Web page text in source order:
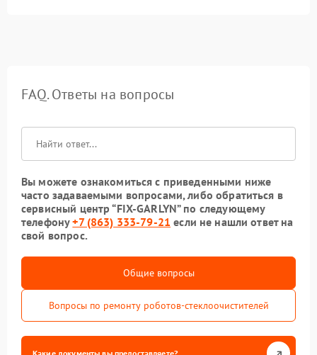
FAQ. Ответы на вопросы
Вы можете ознакомиться с приведенными ниже
часто задаваемыми вопросами, либо обратиться в
сервисный центр “FIX-GARLYN” по следующему
телефону+7 (863) 333-79-21 если не нашли ответ на
свой вопрос.
Общие вопросы
Вопросы по ремонту роботов-стеклоочистителей